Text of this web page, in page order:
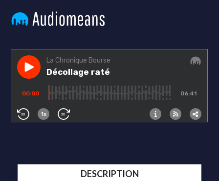
DESCRIPTION